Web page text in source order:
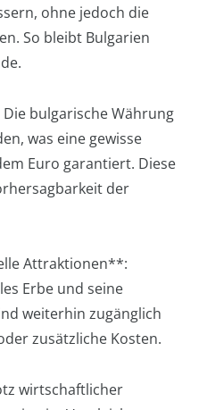
ohne jedoch die
So bleibt Bulgarien
bulgarische Währung
was eine gewisse
Euro garantiert. Diese
der
Attraktionen**:
Erbe und seine
weiterhin zugänglich
zusätzliche Kosten.
wirtschaftlicher